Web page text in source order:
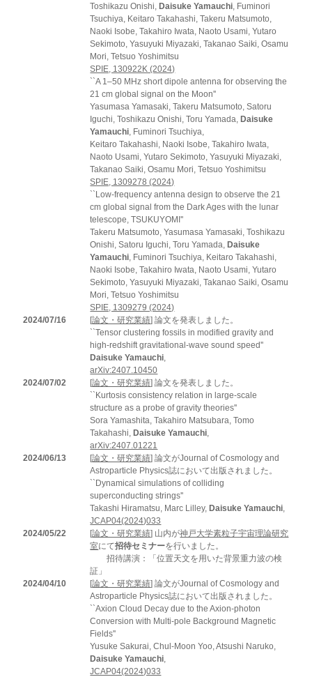
Toshikazu Onishi,Daisuke Yamauchi, Fuminori
Tsuchiya, Keitaro Takahashi, Takeru Matsumoto,
Naoki Isobe, Takahiro Iwata, Naoto Usami, Yutaro
Sekimoto, Yasuyuki Miyazaki, Takanao Saiki, Osamu
Mori, Tetsuo Yoshimitsu
SPIE, 130922K (2024)
``A 1–50 MHz short dipole antenna for observing the
21 cm global signal on the Moon''
Yasumasa Yamasaki, Takeru Matsumoto, Satoru
Iguchi, Toshikazu Onishi, Toru Yamada,Daisuke
Yamauchi, Fuminori Tsuchiya,
Keitaro Takahashi, Naoki Isobe, Takahiro Iwata,
Naoto Usami, Yutaro Sekimoto, Yasuyuki Miyazaki,
Takanao Saiki, Osamu Mori, Tetsuo Yoshimitsu
SPIE, 1309278 (2024)
``Low-frequency antenna design to observe the 21
cm global signal from the Dark Ages with the lunar
telescope, TSUKUYOMI''
Takeru Matsumoto, Yasumasa Yamasaki, Toshikazu
Onishi, Satoru Iguchi, Toru Yamada,Daisuke
Yamauchi, Fuminori Tsuchiya, Keitaro Takahashi,
Naoki Isobe, Takahiro Iwata, Naoto Usami, Yutaro
Sekimoto, Yasuyuki Miyazaki, Takanao Saiki, Osamu
Mori, Tetsuo Yoshimitsu
SPIE, 1309279 (2024)
2024/07/16
[論文・研究業績] 論文を発表しました。
``Tensor clustering fossils in modified gravity and
high-redshift gravitational-wave sound speed''
Daisuke Yamauchi,
arXiv:2407.10450
2024/07/02
[論文・研究業績] 論文を発表しました。
``Kurtosis consistency relation in large-scale
structure as a probe of gravity theories''
Sora Yamashita, Takahiro Matsubara, Tomo
Takahashi,Daisuke Yamauchi,
arXiv:2407.01221
2024/06/13
[論文・研究業績] 論文がJournal of Cosmology and
Astroparticle Physics誌において出版されました。
``Dynamical simulations of colliding
superconducting strings''
Takashi Hiramatsu, Marc Lilley,Daisuke Yamauchi,
JCAP04(2024)033
2024/05/22
[論文・研究業績] 山内が神戸大学素粒子宇宙理論研究
室にて招待セミナーを行いました。
招待講演：「位置天文を用いた背景重力波の検
証」
2024/04/10
[論文・研究業績] 論文がJournal of Cosmology and
Astroparticle Physics誌において出版されました。
``Axion Cloud Decay due to the Axion-photon
Conversion with Multi-pole Background Magnetic
Fields''
Yusuke Sakurai, Chul-Moon Yoo, Atsushi Naruko,
Daisuke Yamauchi,
JCAP04(2024)033